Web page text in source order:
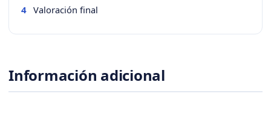
4 Valoración final
Información adicional